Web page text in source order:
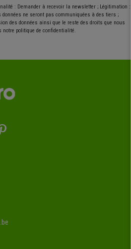
: Demander à recevoir la newsletter ; Légitimation :
ne seront pas communiquées à des tiers ;
des données ainsi que le reste des droits que nous
notre politique de confidentialité.